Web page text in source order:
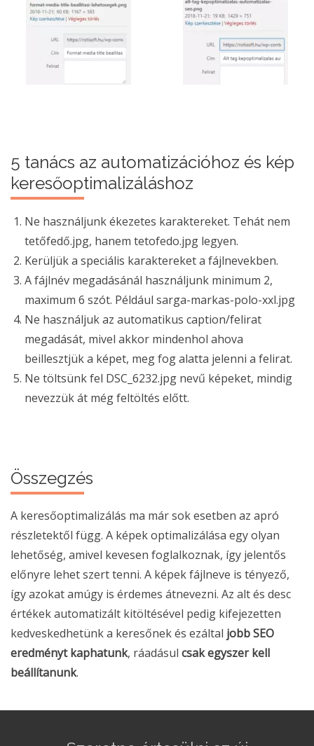
5 tanács az automatizációhoz és kép
keresőoptimalizáláshoz
Ne használjunk ékezetes karaktereket. Tehát nem
tetőfedő.jpg, hanem tetofedo.jpg legyen.
Kerüljük a speciális karaktereket a fájlnevekben.
A fájlnév megadásánál használjunk minimum 2,
maximum 6 szót. Például sarga-markas-polo-xxl.jpg
Ne használjuk az automatikus caption/felirat
megadását, mivel akkor mindenhol ahova
beillesztjük a képet, meg fog alatta jelenni a felirat.
Ne töltsünk fel DSC_6232.jpg nevű képeket, mindig
nevezzük át még feltöltés előtt.
Összegzés
A keresőoptimalizálás ma már sok esetben az apró
részletektől függ. A képek optimalizálása egy olyan
lehetőség, amivel kevesen foglalkoznak, így jelentős
előnyre lehet szert tenni. A képek fájlneve is tényező,
így azokat amúgy is érdemes átnevezni. Az alt és desc
értékek automatizált kitöltésével pedig kifejezetten
kedveskedhetünk a keresőnek és ezáltal jobb SEO
eredményt kaphatunk, ráadásul csak egyszer kell
beállítanunk.